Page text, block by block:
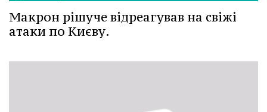
Макрон рішуче відреагував на свіжі
атаки по Києву.